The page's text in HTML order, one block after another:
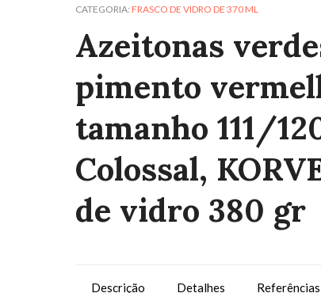
CATEGORIA FRASCO DE VIDRO DE 370 ML
Azeitonas
pimento
tamanho 111/
Colossal,
de vidro 380 gr
Descrição Detalhes Referências